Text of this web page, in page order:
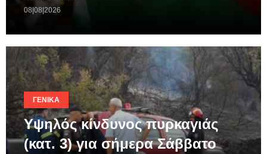
08|08|2026
ΓΕΝΙΚΆ
Υψηλός κίνδυνος πυρκαγιάς
(κατ. 3) για σήμερα Σάββατο